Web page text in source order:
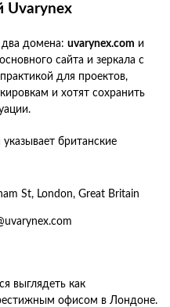
Uvarynex
два домена: uvarynex.com и
сайта и зеркала с
для проектов,
и хотят сохранить
британские
St, London, Great Britain
выглядеть как
офисом в Лондоне.